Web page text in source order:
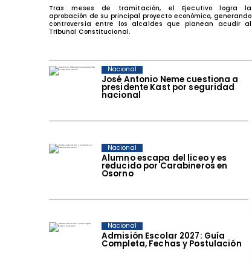
José Antonio Neme cuestiona a
presidente Kast por seguridad
nacional
Nacional
Alumno escapa del liceo y es
reducido por Carabineros en
Osorno
Nacional
Admisión Escolar 2027: Guía
Completa, Fechas y Postulación
Nacional
Tras meses de tramitación, el Ejecutivo logra la
aprobación de su principal proyecto económico, generando
controversia entre los alcaldes que planean acudir al
Tribunal Constitucional.